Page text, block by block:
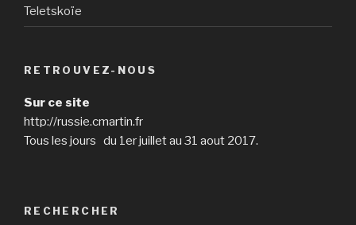
Teletskoïe
RETROUVEZ-NOUS
Sur ce site
http://russie.cmartin.fr
Tous les jours du 1er juillet au 31 aout 2017.
RECHERCHER